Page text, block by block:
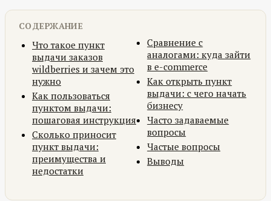
СОДЕРЖАНИЕ
Что такое пункт
выдачи заказов
wildberries и зачем это
нужно
Как пользоваться
пунктом выдачи:
пошаговая инструкция
Сколько приносит
пункт выдачи:
преимущества и
недостатки
Сравнение с
аналогами: куда зайти
в e-commerce
Как открыть пункт
выдачи: с чего начать
бизнесу
Часто задаваемые
вопросы
Частые вопросы
Выводы